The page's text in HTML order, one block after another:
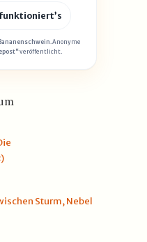
Bananenschwein. Anonyme
veröffentlicht.
Sturm, Nebel